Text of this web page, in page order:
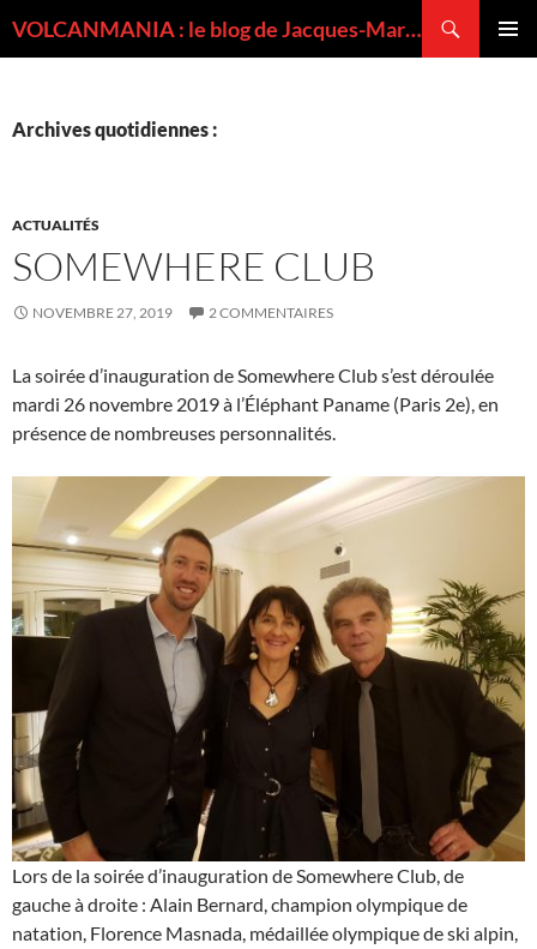
VOLCANMANIA : le blog de Jacques-Marie BARDINTZEFF, volcanologue
Archives quotidiennes :
ACTUALITÉS
SOMEWHERE CLUB
NOVEMBRE 27, 2019 2 COMMENTAIRES
La soirée d’inauguration de Somewhere Club s’est déroulée
mardi 26 novembre 2019 à l’Éléphant Paname (Paris 2e), en
présence de nombreuses personnalités.
Lors de la soirée d’inauguration de Somewhere Club, de
gauche à droite : Alain Bernard, champion olympique de
natation, Florence Masnada, médaillée olympique de ski alpin,